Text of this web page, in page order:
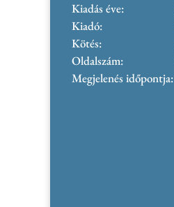
Kiadás éve:
Kiadó:
Kötés:
Oldalszám:
Megjelenés időpontja: